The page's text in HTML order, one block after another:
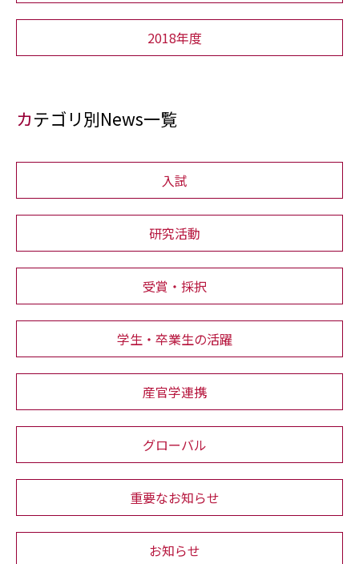
2018年度
カテゴリ別News一覧
入試
研究活動
受賞・採択
学生・卒業生の活躍
産官学連携
グローバル
重要なお知らせ
お知らせ